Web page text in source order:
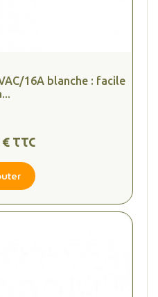
16A blanche : facile
TTC